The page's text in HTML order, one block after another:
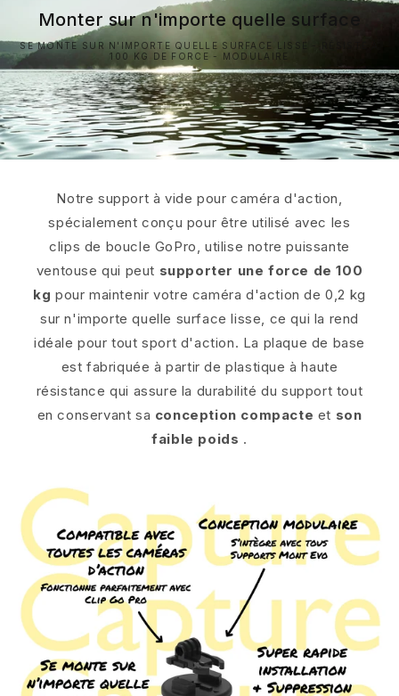
Monter sur n'importe quelle surface
SE MONTE SUR N'IMPORTE QUELLE SURFACE LISSE - RÉSISTE À
100 KG DE FORCE - MODULAIRE
Notre support à vide pour caméra d'action,
spécialement conçu pour être utilisé avec les
clips de boucle GoPro, utilise notre puissante
ventouse qui peut supporter une force de 100
kg pour maintenir votre caméra d'action de 0,2 kg
sur n'importe quelle surface lisse, ce qui la rend
idéale pour tout sport d'action. La plaque de base
est fabriquée à partir de plastique à haute
résistance qui assure la durabilité du support tout
en conservant sa conception compacte et son
faible poids .